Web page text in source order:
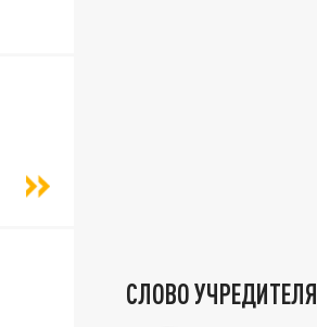
СЛОВО УЧРЕДИТЕЛЯ